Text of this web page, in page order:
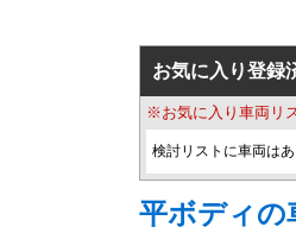
お気に入り登録
※お気に入り車両リ
検討リストに車両は
平ボディの